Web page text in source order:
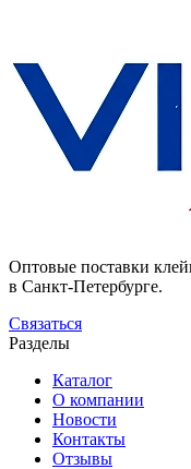
Оптовые поставки
в Санкт-Петербурге.
Связаться
Разделы
Каталог
О компании
Новости
Контакты
Отзывы